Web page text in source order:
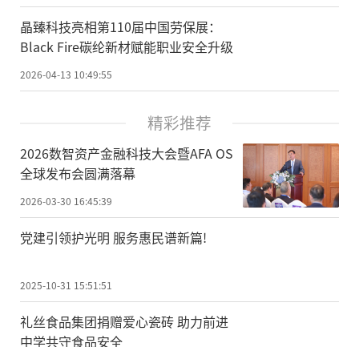
晶臻科技亮相第110届中国劳保展：
Black Fire碳纶新材赋能职业安全升级
2026-04-13 10:49:55
精彩推荐
2026数智资产金融科技大会暨AFA OS
全球发布会圆满落幕
2026-03-30 16:45:39
党建引领护光明 服务惠民谱新篇!
2025-10-31 15:51:51
礼丝食品集团捐赠爱心瓷砖 助力前进
中学共守食品安全